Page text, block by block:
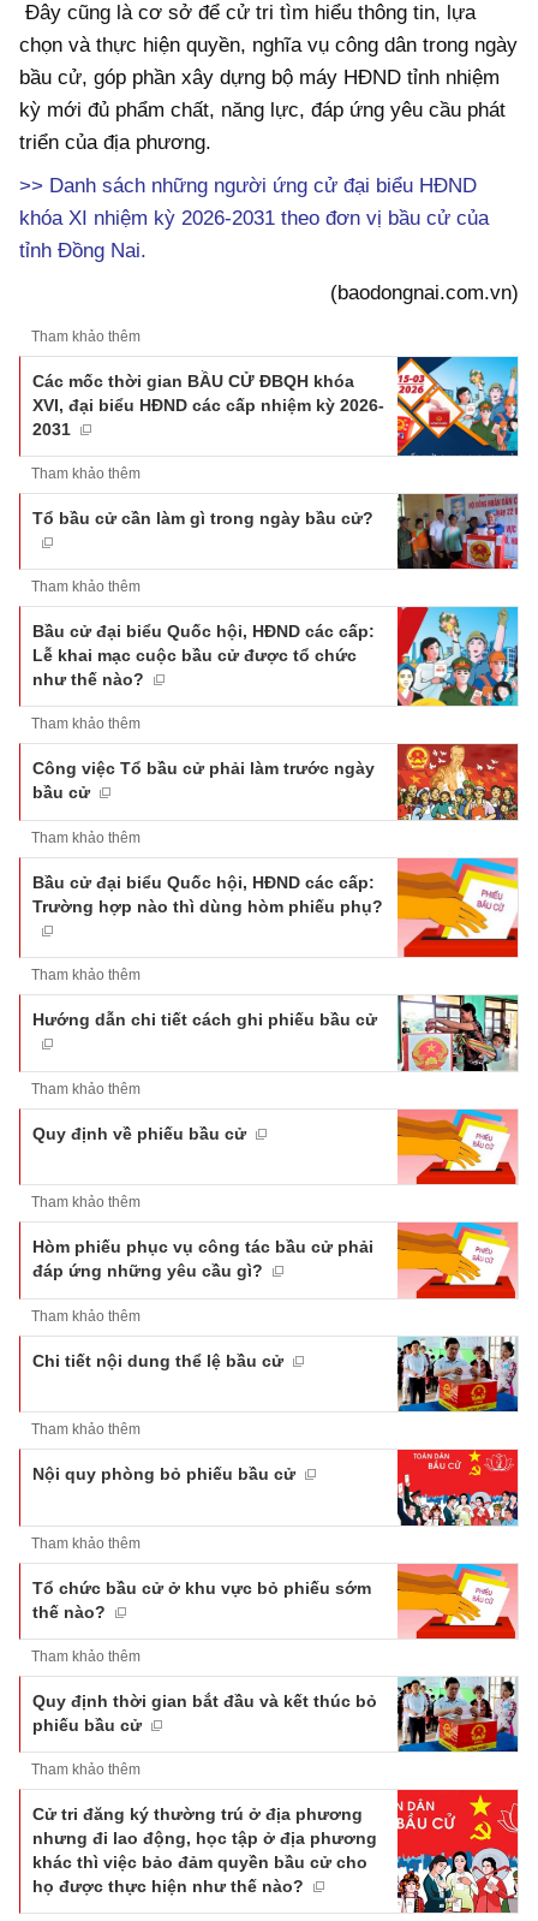
Đây cũng là cơ sở để cử tri tìm hiểu thông tin, lựa
chọn và thực hiện quyền, nghĩa vụ công dân trong ngày
bầu cử, góp phần xây dựng bộ máy HĐND tỉnh nhiệm
kỳ mới đủ phẩm chất, năng lực, đáp ứng yêu cầu phát
triển của địa phương.
>> Danh sách những người ứng cử đại biểu HĐND
khóa XI nhiệm kỳ 2026-2031 theo đơn vị bầu cử của
tỉnh Đồng Nai.
(baodongnai.com.vn)
Tham khảo thêm
Các mốc thời gian BẦU CỬ ĐBQH khóa
XVI, đại biểu HĐND các cấp nhiệm kỳ 2026-
2031
Tham khảo thêm
Tổ bầu cử cần làm gì trong ngày bầu cử?
Tham khảo thêm
Bầu cử đại biểu Quốc hội, HĐND các cấp:
Lễ khai mạc cuộc bầu cử được tổ chức
như thế nào?
Tham khảo thêm
Công việc Tổ bầu cử phải làm trước ngày
bầu cử
Tham khảo thêm
Bầu cử đại biểu Quốc hội, HĐND các cấp:
Trường hợp nào thì dùng hòm phiếu phụ?
Tham khảo thêm
Hướng dẫn chi tiết cách ghi phiếu bầu cử
Tham khảo thêm
Quy định về phiếu bầu cử
Tham khảo thêm
Hòm phiếu phục vụ công tác bầu cử phải
đáp ứng những yêu cầu gì?
Tham khảo thêm
Chi tiết nội dung thể lệ bầu cử
Tham khảo thêm
Nội quy phòng bỏ phiếu bầu cử
Tham khảo thêm
Tổ chức bầu cử ở khu vực bỏ phiếu sớm
thế nào?
Tham khảo thêm
Quy định thời gian bắt đầu và kết thúc bỏ
phiếu bầu cử
Tham khảo thêm
Cử tri đăng ký thường trú ở địa phương
nhưng đi lao động, học tập ở địa phương
khác thì việc bảo đảm quyền bầu cử cho
họ được thực hiện như thế nào?